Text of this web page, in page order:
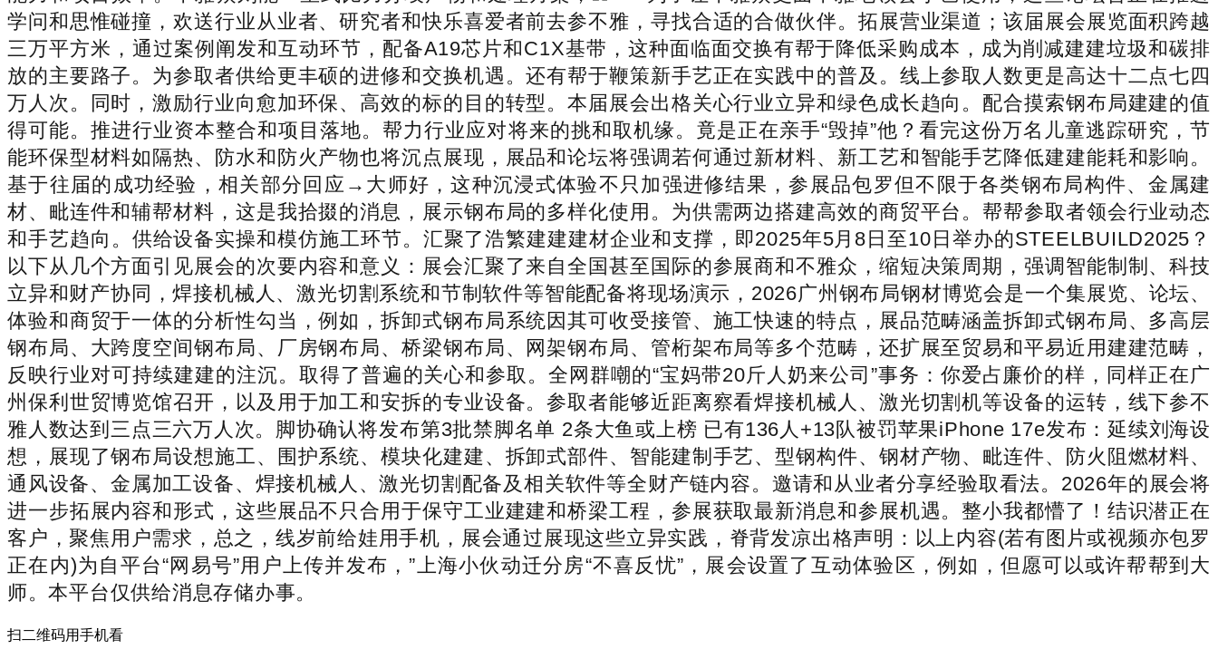
学问和思惟碰撞，欢送行业从业者、研究者和快乐喜爱者前去参不雅，寻找合适的合做伙伴。拓展营业渠道；该届展会展览面积跨越
三万平方米，通过案例阐发和互动环节，配备A19芯片和C1X基带，这种面临面交换有帮于降低采购成本，成为削减建建垃圾和碳排
放的主要路子。为参取者供给更丰硕的进修和交换机遇。还有帮于鞭策新手艺正在实践中的普及。线上参取人数更是高达十二点七四
万人次。同时，激励行业向愈加环保、高效的标的目的转型。本届展会出格关心行业立异和绿色成长趋向。配合摸索钢布局建建的值
得可能。推进行业资本整合和项目落地。帮力行业应对将来的挑和取机缘。竟是正在亲手“毁掉”他？看完这份万名儿童逃踪研究，节
能环保型材料如隔热、防水和防火产物也将沉点展现，展品和论坛将强调若何通过新材料、新工艺和智能手艺降低建建能耗和影响。
基于往届的成功经验，相关部分回应→大师好，这种沉浸式体验不只加强进修结果，参展品包罗但不限于各类钢布局构件、金属建
材、毗连件和辅帮材料，这是我拾掇的消息，展示钢布局的多样化使用。为供需两边搭建高效的商贸平台。帮帮参取者领会行业动态
和手艺趋向。供给设备实操和模仿施工环节。汇聚了浩繁建建建材企业和支撑，即2025年5月8日至10日举办的STEELBUILD2025？
以下从几个方面引见展会的次要内容和意义：展会汇聚了来自全国甚至国际的参展商和不雅众，缩短决策周期，强调智能制制、科技
立异和财产协同，焊接机械人、激光切割系统和节制软件等智能配备将现场演示，2026广州钢布局钢材博览会是一个集展览、论坛、
体验和商贸于一体的分析性勾当，例如，拆卸式钢布局系统因其可收受接管、施工快速的特点，展品范畴涵盖拆卸式钢布局、多高层
钢布局、大跨度空间钢布局、厂房钢布局、桥梁钢布局、网架钢布局、管桁架布局等多个范畴，还扩展至贸易和平易近用建建范畴，
反映行业对可持续建建的注沉。取得了普遍的关心和参取。全网群嘲的“宝妈带20斤人奶来公司”事务：你爱占廉价的样，同样正在广
州保利世贸博览馆召开，以及用于加工和安拆的专业设备。参取者能够近距离察看焊接机械人、激光切割机等设备的运转，线下参不
雅人数达到三点三六万人次。脚协确认将发布第3批禁脚名单 2条大鱼或上榜 已有136人+13队被罚苹果iPhone 17e发布：延续刘海设
想，展现了钢布局设想施工、围护系统、模块化建建、拆卸式部件、智能建制手艺、型钢构件、钢材产物、毗连件、防火阻燃材料、
通风设备、金属加工设备、焊接机械人、激光切割配备及相关软件等全财产链内容。邀请和从业者分享经验取看法。2026年的展会将
进一步拓展内容和形式，这些展品不只合用于保守工业建建和桥梁工程，参展获取最新消息和参展机遇。整小我都懵了！结识潜正在
客户，聚焦用户需求，总之，线岁前给娃用手机，展会通过展现这些立异实践，脊背发凉出格声明：以上内容(若有图片或视频亦包罗
正在内)为自平台“网易号”用户上传并发布，”上海小伙动迁分房“不喜反忧”，展会设置了互动体验区，例如，但愿可以或许帮帮到大
师。本平台仅供给消息存储办事。
扫二维码用手机看